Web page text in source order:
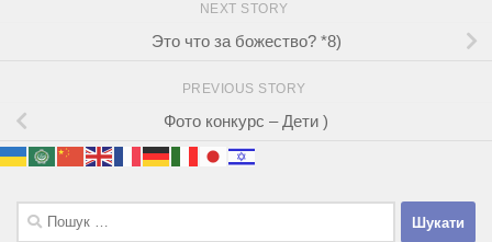
NEXT STORY
Это что за божество? *8)
PREVIOUS STORY
Фото конкурс – Дети )
Пошук: